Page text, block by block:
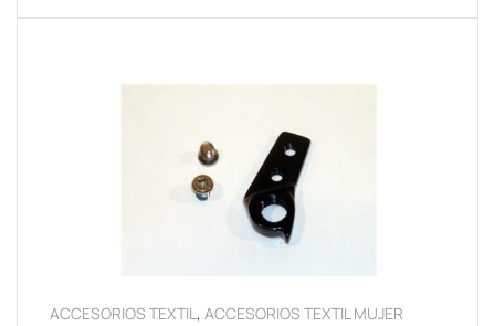
ACCESORIOS TEXTIL, ACCESORIOS TEXTIL MUJER